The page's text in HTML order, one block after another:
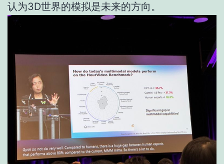
认为3D世界的模拟是未来的方向。